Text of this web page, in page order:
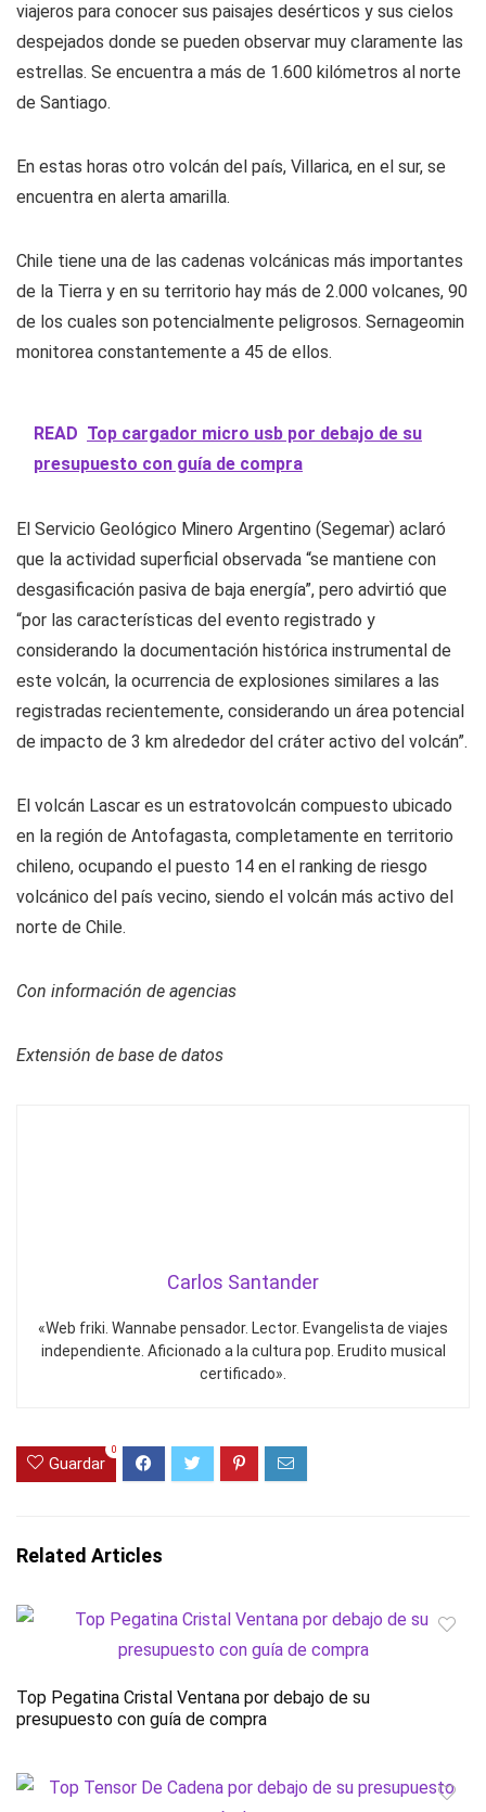
viajeros para conocer sus paisajes desérticos y sus cielos
despejados donde se pueden observar muy claramente las
estrellas. Se encuentra a más de 1.600 kilómetros al norte
de Santiago.
En estas horas otro volcán del país, Villarica, en el sur, se
encuentra en alerta amarilla.
Chile tiene una de las cadenas volcánicas más importantes
de la Tierra y en su territorio hay más de 2.000 volcanes, 90
de los cuales son potencialmente peligrosos. Sernageomin
monitorea constantemente a 45 de ellos.
READ Top cargador micro usb por debajo de su
presupuesto con guía de compra
El Servicio Geológico Minero Argentino (Segemar) aclaró
que la actividad superficial observada “se mantiene con
desgasificación pasiva de baja energía”, pero advirtió que
“por las características del evento registrado y
considerando la documentación histórica instrumental de
este volcán, la ocurrencia de explosiones similares a las
registradas recientemente, considerando un área potencial
de impacto de 3 km alrededor del cráter activo del volcán”.
El volcán Lascar es un estratovolcán compuesto ubicado
en la región de Antofagasta, completamente en territorio
chileno, ocupando el puesto 14 en el ranking de riesgo
volcánico del país vecino, siendo el volcán más activo del
norte de Chile.
Con información de agencias
Extensión de base de datos
Carlos Santander
«Web friki. Wannabe pensador. Lector. Evangelista de viajes
independiente. Aficionado a la cultura pop. Erudito musical
certificado».
Guardar
0
Related Articles
Top Pegatina Cristal Ventana por debajo de su
presupuesto con guía de compra